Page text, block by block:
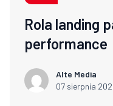
Rola landing
performance
Alte Media
07 sierpnia